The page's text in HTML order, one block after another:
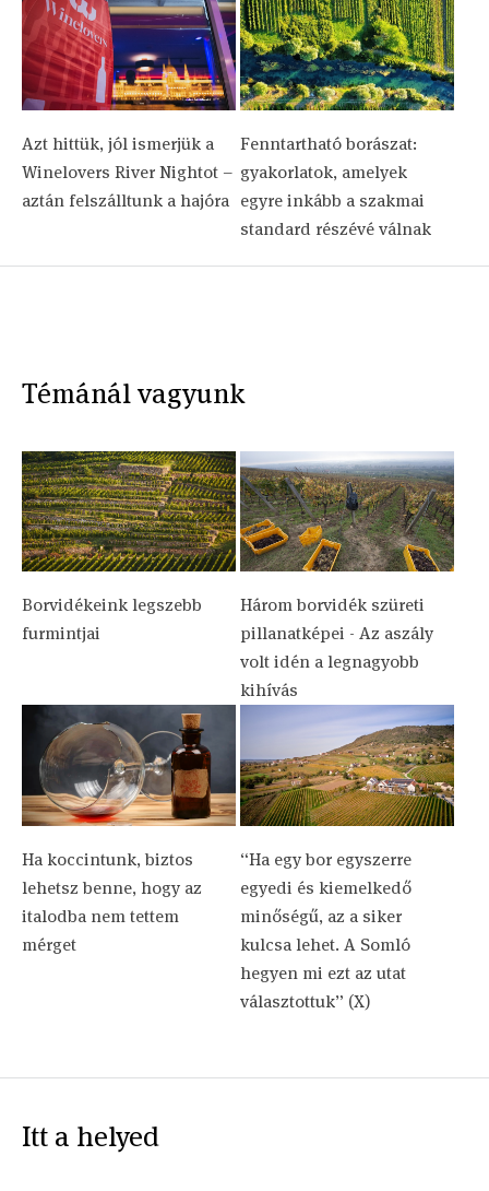
Azt hittük, jól ismerjük a
Winelovers River Nightot –
aztán felszálltunk a hajóra
Fenntartható borászat:
gyakorlatok, amelyek
egyre inkább a szakmai
standard részévé válnak
Témánál vagyunk
Borvidékeink legszebb
furmintjai
Három borvidék szüreti
pillanatképei - Az aszály
volt idén a legnagyobb
kihívás
Ha koccintunk, biztos
lehetsz benne, hogy az
italodba nem tettem
mérget
“Ha egy bor egyszerre
egyedi és kiemelkedő
minőségű, az a siker
kulcsa lehet. A Somló
hegyen mi ezt az utat
választottuk” (X)
Itt a helyed